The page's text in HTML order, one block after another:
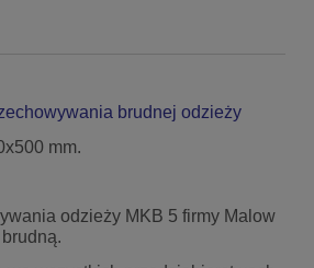
brudnej odzieży
mm.
odzieży MKB 5 firmy Malow